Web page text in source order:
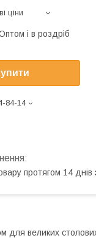
ціни
і в роздріб
84-14
протягом 14 днів
для великих